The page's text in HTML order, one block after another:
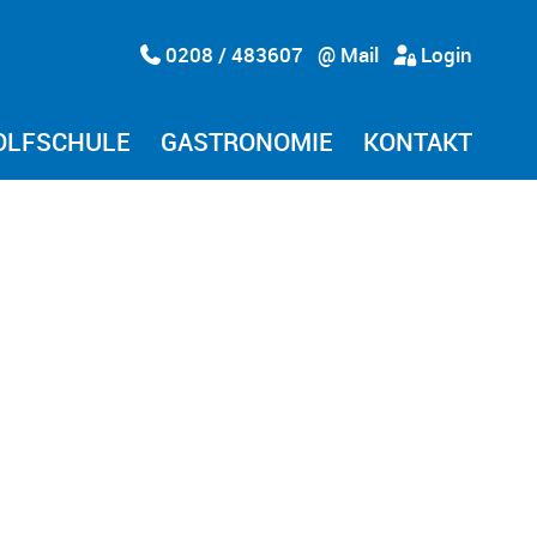
0208 / 483607 @ Mail Login
GASTRONOMIE KONTAKT